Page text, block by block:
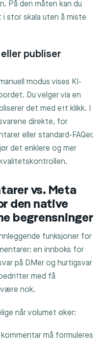
På den måten kan du
stor skala uten å miste
publiser
modus vises KI-
Du velger via en
det med ett klikk. I
direkte, for
eller standard-FAQer.
det enklere og mer
vs. Meta
den native
begrensninger
funksjoner for
en innboks for
på DMer og hurtigsvar
med få
nok.
når volumet øker:
må formuleres